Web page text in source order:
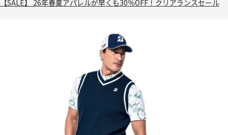
【SALE】 26年春夏アパレルが早くも30％OFF！クリアランスセール